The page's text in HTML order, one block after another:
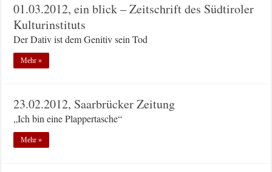
01.03.2012, ein blick – Zeitschrift des Südtiroler
Kulturinstituts
Der Dativ ist dem Genitiv sein Tod
Mehr »
23.02.2012, Saarbrücker Zeitung
„Ich bin eine Plappertasche“
Mehr »